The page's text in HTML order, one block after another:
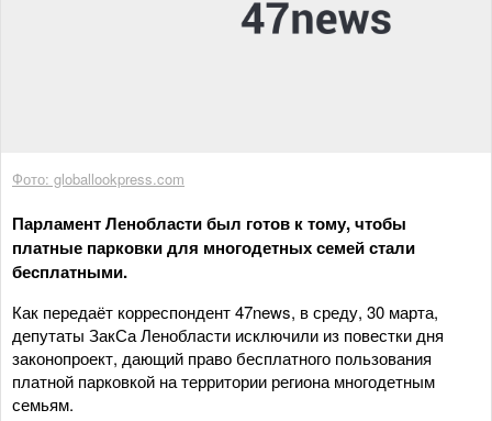
Фото: globallookpress.com
Парламент Ленобласти был готов к тому, чтобы
платные парковки для многодетных семей стали
бесплатными.
Как передаёт корреспондент 47news, в среду, 30 марта,
депутаты ЗакСа Ленобласти исключили из повестки дня
законопроект, дающий право бесплатного пользования
платной парковкой на территории региона многодетным
семьям.